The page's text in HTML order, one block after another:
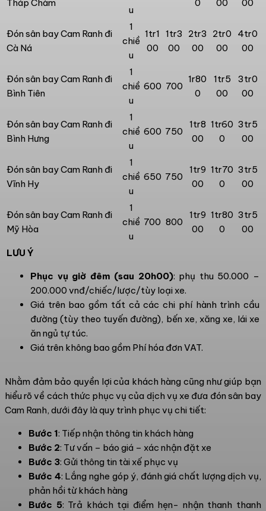
Tháp Chàm
u
0
00
00
Đón sân bay Cam Ranh đi
Cà Ná
1
chiề
u
1tr1
00
1tr3
00
2tr3
00
2tr0
00
4tr0
00
Đón sân bay Cam Ranh đi
Bình Tiên
1
chiề
u
600 700
1r80
0
1tr5
00
3tr0
00
Đón sân bay Cam Ranh đi
Bình Hưng
1
chiề
u
600 750
1tr8
00
1tr60
0
3tr5
00
Đón sân bay Cam Ranh đi
Vĩnh Hy
1
chiề
u
650 750
1tr9
00
1tr70
0
3tr5
00
Đón sân bay Cam Ranh đi
Mỹ Hòa
1
chiề
u
700 800
1tr9
00
1tr80
0
3tr5
00
LƯU Ý
Phục vụ giờ đêm (sau 20h00): phụ thu 50.000 –
200.000 vnđ/chiếc/lược/tùy loại xe.
Giá trên bao gồm tất cả các chi phí hành trình cầu
đường (tùy theo tuyến đường), bến xe, xăng xe, lái xe
ăn ngủ tự túc.
Giá trên không bao gồm Phí hóa đơn VAT.
Nhằm đảm bảo quyền lợi của khách hàng cũng như giúp bạn
hiểu rõ về cách thức phục vụ của dịch vụ xe đưa đón sân bay
Cam Ranh, dưới đây là quy trình phục vụ chi tiết:
Bước 1: Tiếp nhận thông tin khách hàng
Bước 2: Tư vấn – báo giá – xác nhận đặt xe
Bước 3: Gửi thông tin tài xế phục vụ
Bước 4: Lắng nghe góp ý, đánh giá chất lượng dịch vụ,
phản hồi từ khách hàng
Bước 5: Trả khách tại điểm hẹn- nhận thanh thanh